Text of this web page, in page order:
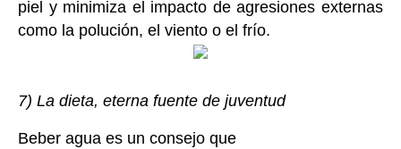
piel y minimiza el impacto de agresiones externas
como la polución, el viento o el frío.
7) La dieta, eterna fuente de juventud
Beber agua es un consejo que